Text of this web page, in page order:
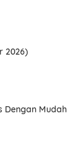
2026)
Dengan Mudah